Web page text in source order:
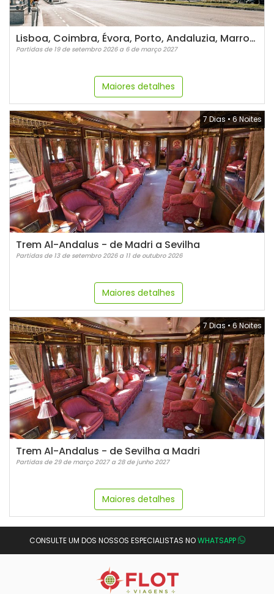
Lisboa, Coimbra, Évora, Porto, Andaluzia, Marrocos e Madri - 21 dias
Partidas de 19 de setembro 2026 a 6 de março 2027
Maiores detalhes
7 Dias •6 Noites
Trem Al-Andalus - de Madri a Sevilha
Partidas de 13 de setembro 2026 a 11 de outubro 2026
Maiores detalhes
7 Dias •6 Noites
Trem Al-Andalus - de Sevilha a Madri
Partidas de 29 de março 2027 a 28 de junho 2027
Maiores detalhes
CONSULTE UM DOS NOSSOS ESPECIALISTAS NOWHATSAPP